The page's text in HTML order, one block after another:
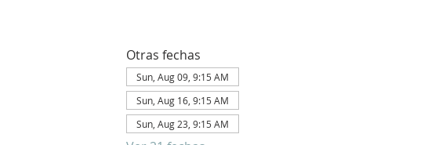
Otras fechas
Sun, Aug 09, 9:15 AM
Sun, Aug 16, 9:15 AM
Sun, Aug 23, 9:15 AM